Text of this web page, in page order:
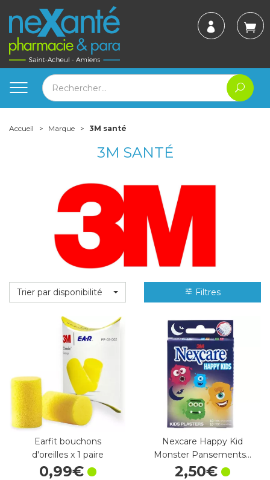
Accueil Marque 3M santé
3M SANTÉ
Trier par disponibilité Filtres
Earfit bouchons
d'oreilles x 1 paire
0,99€
Nexcare Happy Kid
Monster Pansements…
2,50€